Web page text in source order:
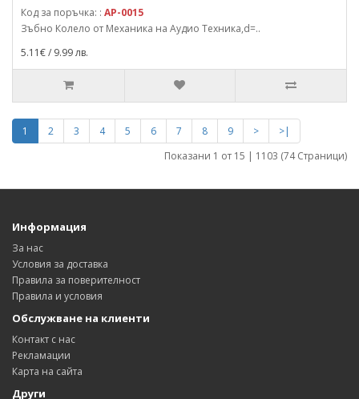
Код за поръчка: : AP-0015
Зъбно Колело от Механика на Аудио Техника,d=..
5.11€ / 9.99 лв.
1 2 3 4 5 6 7 8 9 >
>|
Показани 1 от 15 | 1103 (74 Страници)
Информация
За нас
Условия за доставка
Правила за поверителност
Правила и условия
Обслужване на клиенти
Контакт с нас
Рекламации
Карта на сайта
Други